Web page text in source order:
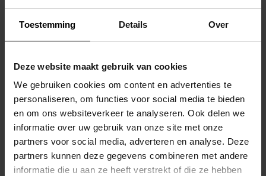
Toestemming Details Over
Deze website maakt gebruik van cookies
We gebruiken cookies om content en advertenties te
personaliseren, om functies voor social media te bieden
en om ons websiteverkeer te analyseren. Ook delen we
informatie over uw gebruik van onze site met onze
partners voor social media, adverteren en analyse. Deze
partners kunnen deze gegevens combineren met andere
informatie die u aan ze heeft verstrekt of die ze hebben
F2 FAG
Dexis NR: 02925484
Marque:
Man: 038383128-0000
Largeur: -